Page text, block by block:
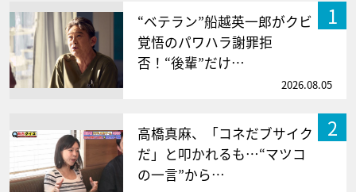
1
“ベテラン”船越英一郎がクビ
覚悟のパワハラ謝罪拒
否！“後輩”だけ…
2026.08.05
2
高橋真麻、「コネだブサイク
だ」と叩かれるも…“マツコ
の一言”から…